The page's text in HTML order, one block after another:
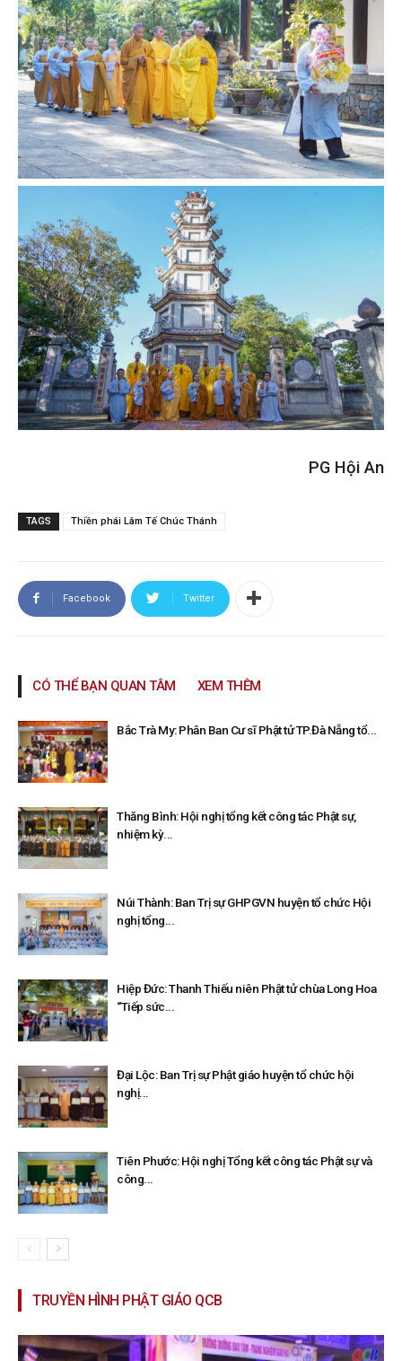
PG Hội An
TAGS Thiền phái Lâm Tế Chúc Thánh
Facebook Twitter
CÓ THỂ BẠN QUAN TÂM XEM THÊM
Bắc Trà My: Phân Ban Cư sĩ Phật tử TP.Đà Nẵng tổ...
Thăng Bình: Hội nghị tổng kết công tác Phật sự,
nhiệm kỳ...
Núi Thành: Ban Trị sự GHPGVN huyện tổ chức Hội
nghị tổng...
Hiệp Đức: Thanh Thiếu niên Phật tử chùa Long Hoa
“Tiếp sức...
Đại Lộc: Ban Trị sự Phật giáo huyện tổ chức hội
nghị...
Tiên Phước: Hội nghị Tổng kết công tác Phật sự và
công...
TRUYỀN HÌNH PHẬT GIÁO QCB